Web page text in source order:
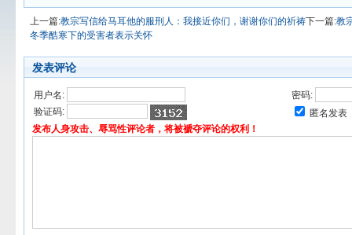
上一篇:教宗写信给马耳他的服刑人：我接近你们，谢谢你们的祈祷下一篇:教
冬季酷寒下的受害者表示关怀
发表评论
用户名:
密码:
验证码:
匿名发表
发布人身攻击、辱骂性评论者，将被褫夺评论的权利！